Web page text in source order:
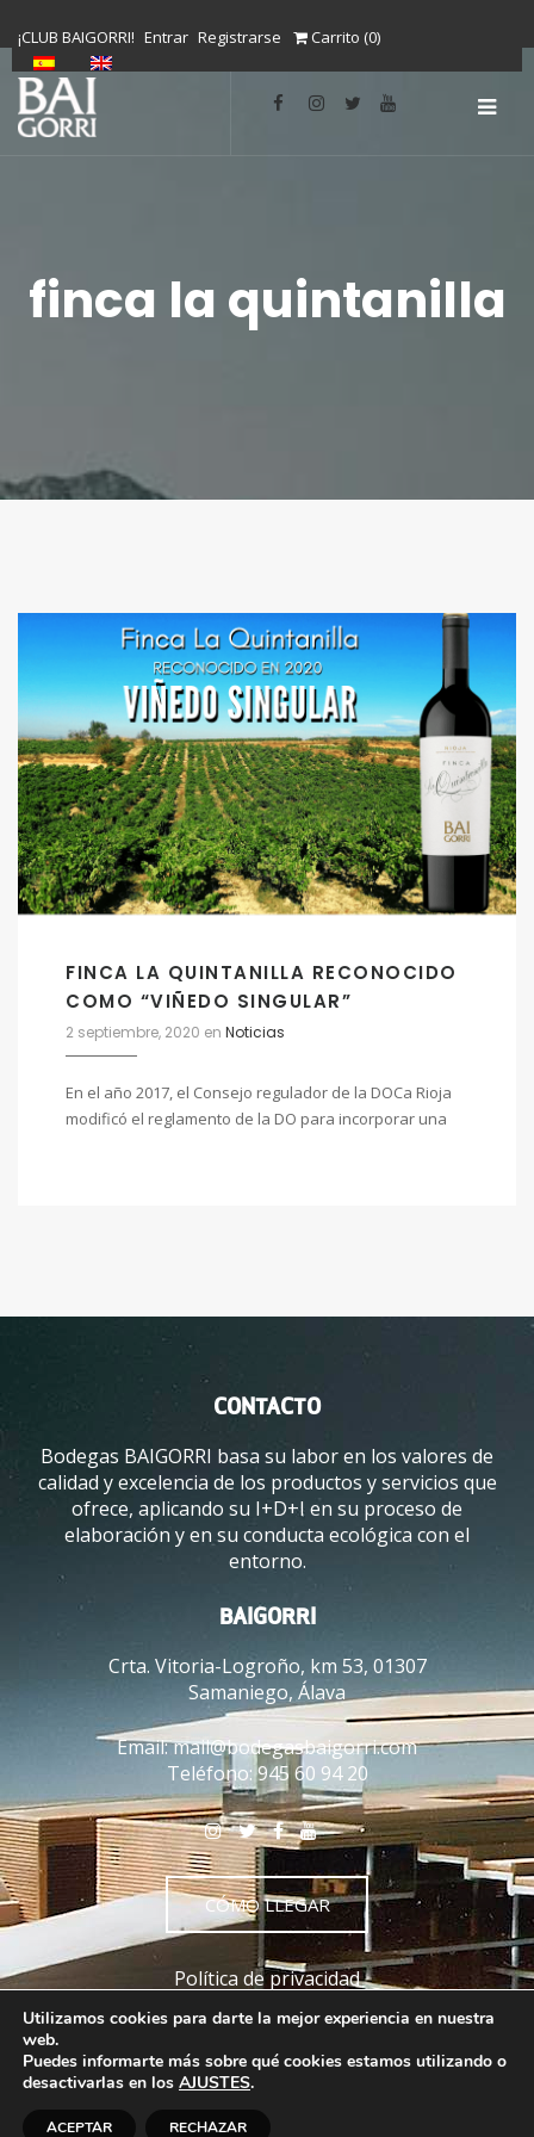
k
finca la quintanilla
¡CLUB BAIGORRI! Entrar Registrarse Carrito (0)
FINCA LA QUINTANILLA RECONOCIDO
COMO “VIÑEDO SINGULAR”
2 septiembre, 2020 en Noticias
En el año 2017, el Consejo regulador de la DOCa Rioja
modificó el reglamento de la DO para incorporar una
CONTACTO
Bodegas BAIGORRI basa su labor en los valores de
calidad y excelencia de los productos y servicios que
ofrece, aplicando su I+D+I en su proceso de
elaboración y en su conducta ecológica con el
entorno.
BAIGORRI
Crta. Vitoria-Logroño, km 53, 01307
Samaniego, Álava
Email:mail@bodegasbaigorri.com
Teléfono:945 60 94 20
CÓMO LLEGAR
Política de privacidad
Política de cookies
Términos y condiciones
Utilizamos cookies para darte la mejor experiencia en nuestra
web.
Puedes informarte más sobre qué cookies estamos utilizando o
desactivarlas en los AJUSTES.
ACEPTAR RECHAZAR